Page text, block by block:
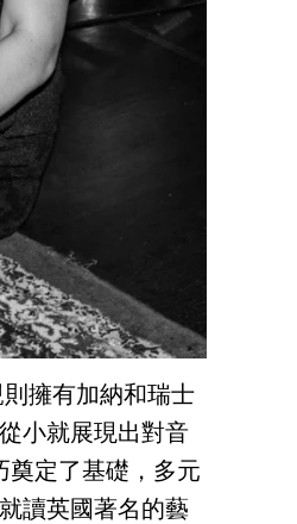
則擁有加納和瑞士
小就展現出對音
奠定了基礎，多元
讀英國著名的藝